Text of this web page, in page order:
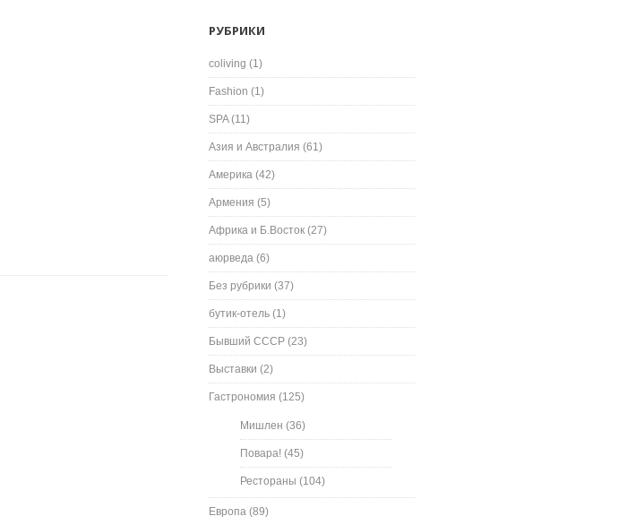
РУБРИКИ
coliving (1)
Fashion (1)
SPA(11)
Азия и Австралия (61)
Америка (42)
Армения (5)
Африка и Б.Восток (27)
аюрведа (6)
Без рубрики (37)
бутик-отель (1)
Бывший СССР (23)
Выставки (2)
Гастрономия (125)
Мишлен (36)
Повара! (45)
Рестораны (104)
Европа (89)